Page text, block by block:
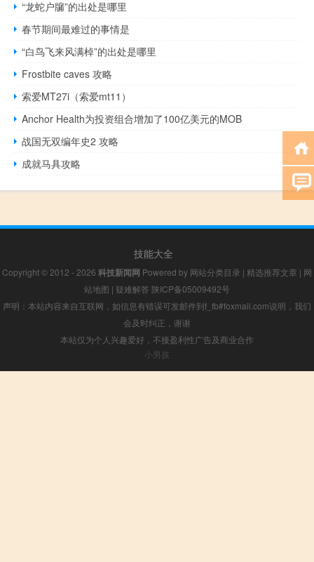
“龙蛇户牖”的出处是哪里
春节期间最难过的事情是
“白鸟飞来风满棹”的出处是哪里
Frostbite caves 攻略
索爱MT27i（索爱mt11）
Anchor Health为投资组合增加了100亿美元的MOB
战国无双编年史2 攻略
成就马具攻略
技能大全
Copyright © 2012 - 2026 科技新闻网 Powered by 网站分类目录 | 精选推荐文章 | 网
站地图 | 疑难解答 陕ICP备05009492号
声明：本站内容来自互联网，如信息有错误可发邮件到f_fb#foxmail.com说明，我们
会及时纠正，谢谢
本站仅为个人兴趣爱好，不接盈利性广告及商业合作
小男孩